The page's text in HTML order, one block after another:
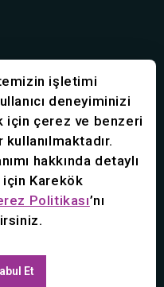
Kadıköy/İstanbul
36 80
işletimi
deneyiminizi
için çerez ve benzeri
hakkında detaylı
Karekök
Politikası’nı
Et